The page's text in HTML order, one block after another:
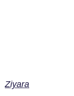
Ziyara